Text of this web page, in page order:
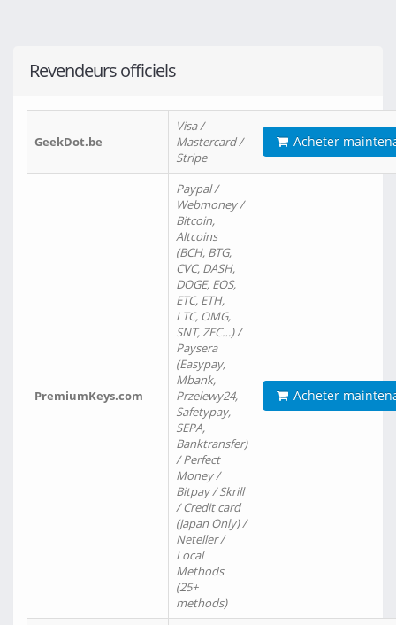
Revendeurs officiels
GeekDot.be
Visa /
Mastercard /
Stripe
Acheter
PremiumKeys.com
Paypal /
Webmoney /
Bitcoin,
Altcoins
(BCH, BTG,
CVC, DASH,
DOGE, EOS,
ETC, ETH,
LTC, OMG,
SNT, ZEC…) /
Paysera
(Easypay,
Mbank,
Przelewy24,
Safetypay,
SEPA,
Banktransfer)
/ Perfect
Money /
Bitpay / Skrill
/ Credit card
(Japan Only) /
Neteller /
Local
Methods
(25+
methods)
Acheter